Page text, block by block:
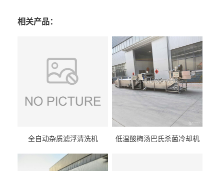
相关产品：
全自动杂质滤浮清洗机 低温酸梅汤巴氏杀菌冷却机